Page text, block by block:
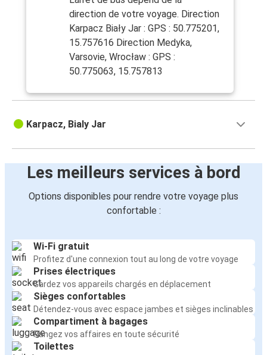
direction de votre voyage. Direction
Karpacz Biały Jar : GPS : 50.775201,
15.757616 Direction Medyka,
Varsovie, Wrocław : GPS :
50.775063, 15.757813
Karpacz, Bialy Jar
Les meilleurs services à bord
Options disponibles pour rendre votre voyage plus
confortable :
Wi-Fi gratuit
Profitez d'une connexion tout au long de votre voyage
Prises électriques
Gardez vos appareils chargés en déplacement
Sièges confortables
Détendez-vous avec espace jambes et sièges inclinables
Compartiment à bagages
Rangez vos affaires en toute sécurité
Toilettes